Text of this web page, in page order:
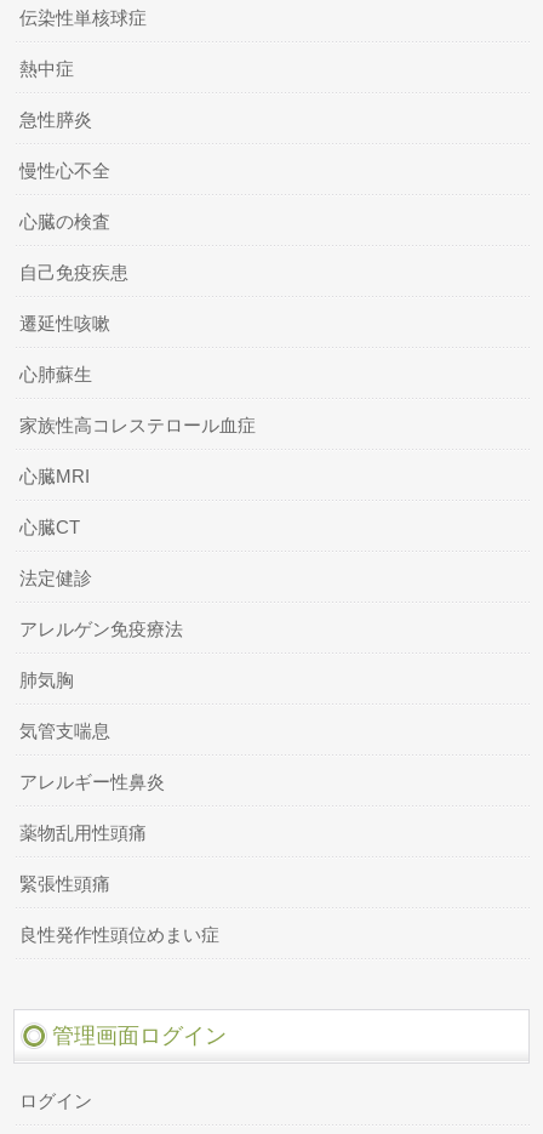
伝染性単核球症
熱中症
急性膵炎
慢性心不全
心臓の検査
自己免疫疾患
遷延性咳嗽
心肺蘇生
家族性高コレステロール血症
心臓MRI
心臓CT
法定健診
アレルゲン免疫療法
肺気胸
気管支喘息
アレルギー性鼻炎
薬物乱用性頭痛
緊張性頭痛
良性発作性頭位めまい症
管理画面ログイン
ログイン